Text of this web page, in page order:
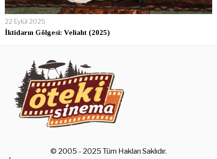
22 Eylül 2025
İktidarın Gölgesi: Veliaht (2025)
© 2005 - 2025 Tüm Hakları Saklıdır.